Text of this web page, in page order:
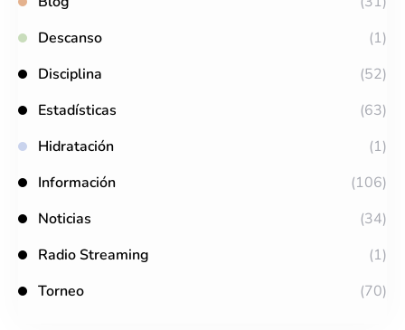
Descanso
(1)
Disciplina
(52)
Estadísticas
(63)
Hidratación
(1)
Información
(106)
Noticias
(34)
Radio Streaming
(1)
Torneo
(70)